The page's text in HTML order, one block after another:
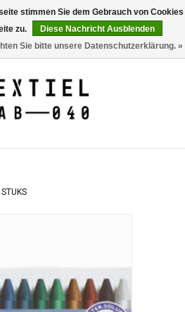
0 Artikel - €0,00
stimmen Sie dem Gebrauch von Cookies
zu.
Diese Nachricht Ausblenden
Sie bitte unsere Datenschutzerklärung. »